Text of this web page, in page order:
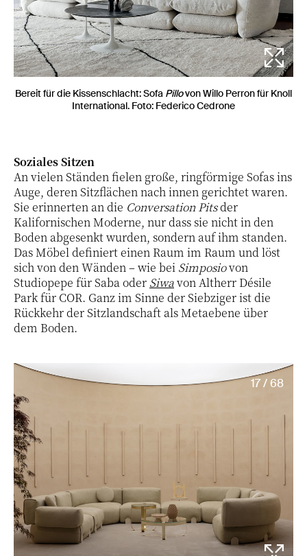
Bereit für die Kissenschlacht: Sofa Pillovon Willo Perron für Knoll
International. Foto: Federico Cedrone
Soziales Sitzen
An vielen Ständen fielen große, ringförmige Sofas ins
Auge, deren Sitzflächen nach innen gerichtet waren.
Sie erinnerten an die Conversation Pitsder
Kalifornischen Moderne, nur dass sie nicht in den
Boden abgesenkt wurden, sondern auf ihm standen.
Das Möbel definiert einen Raum im Raum und löst
sich von den Wänden – wie bei Simposiovon
Studiopepe für Saba oder Siwavon Altherr Désile
Park für COR. Ganz im Sinne der Siebziger ist die
Rückkehr der Sitzlandschaft als Metaebene über
dem Boden.
17 / 68